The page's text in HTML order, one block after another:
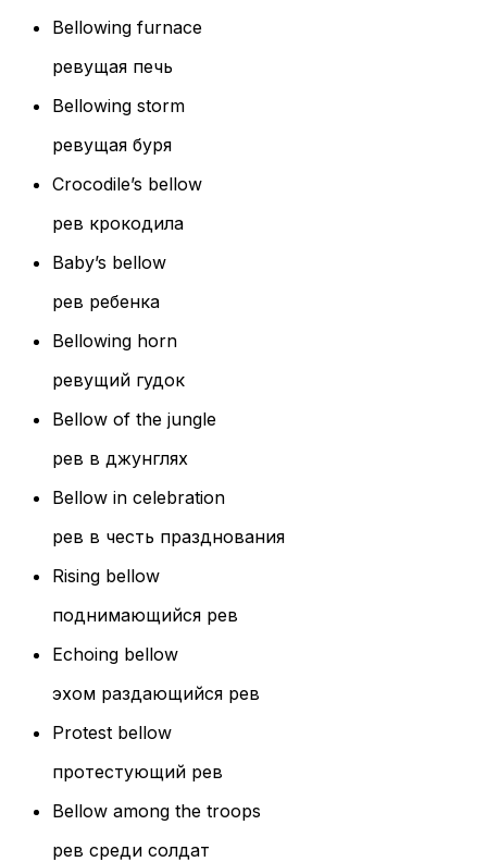
Bellowing furnace
ревущая печь
Bellowing storm
ревущая буря
Crocodile’s bellow
рев крокодила
Baby’s bellow
рев ребенка
Bellowing horn
ревущий гудок
Bellow of the jungle
рев в джунглях
Bellow in celebration
рев в честь празднования
Rising bellow
поднимающийся рев
Echoing bellow
эхом раздающийся рев
Protest bellow
протестующий рев
Bellow among the troops
рев среди солдат